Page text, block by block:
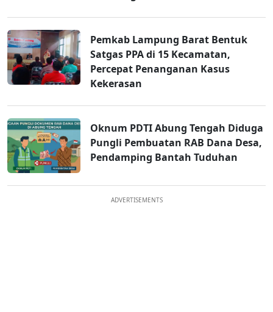
Pemkab Lampung Barat Bentuk
Satgas PPA di 15 Kecamatan,
Percepat Penanganan Kasus
Kekerasan
Oknum PDTI Abung Tengah Diduga
Pungli Pembuatan RAB Dana Desa,
Pendamping Bantah Tuduhan
ADVERTISEMENTS